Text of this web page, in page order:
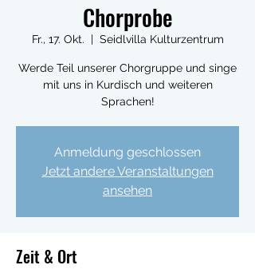
Chorprobe
Fr., 17. Okt.
  |
Seidlvilla Kulturzentrum
Werde Teil unserer Chorgruppe und singe
mit uns in Kurdisch und weiteren
Sprachen!
Anmeldung geschlossen
Jetzt andere Veranstaltungen
ansehen
Zeit & Ort